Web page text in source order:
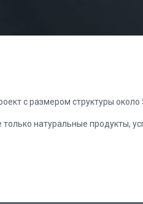
с размером структуры
натуральные продукты,